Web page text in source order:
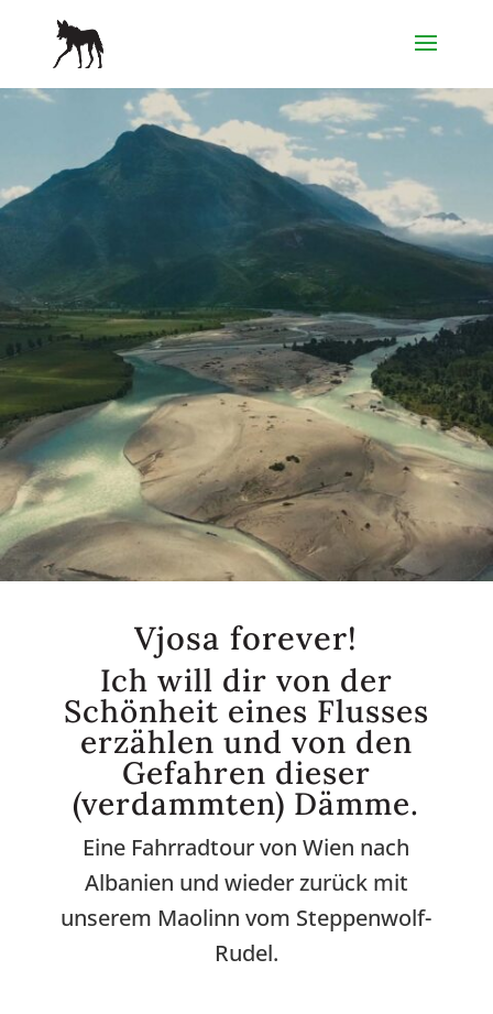
Vjosa forever!
Ich will dir von der
Schönheit eines Flusses
erzählen und von den
Gefahren dieser
(verdammten) Dämme.
Eine Fahrradtour von Wien nach
Albanien und wieder zurück mit
unserem Maolinn vom Steppenwolf-
Rudel.